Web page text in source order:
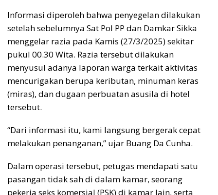
Informasi diperoleh bahwa penyegelan dilakukan
setelah sebelumnya Sat Pol PP dan Damkar Sikka
menggelar razia pada Kamis (27/3/2025) sekitar
pukul 00.30 Wita. Razia tersebut dilakukan
menyusul adanya laporan warga terkait aktivitas
mencurigakan berupa keributan, minuman keras
(miras), dan dugaan perbuatan asusila di hotel
tersebut.
“Dari informasi itu, kami langsung bergerak cepat
melakukan penanganan,” ujar Buang Da Cunha.
Dalam operasi tersebut, petugas mendapati satu
pasangan tidak sah di dalam kamar, seorang
pekerja seks komersial (PSK) di kamar lain, serta